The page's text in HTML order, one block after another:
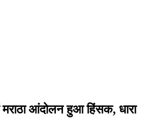
मराठा आंदोलन हुआ हिंसक, धारा